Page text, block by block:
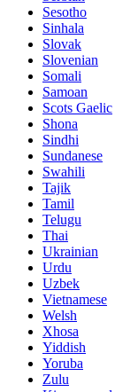
Sesotho
Sinhala
Slovak
Slovenian
Somali
Samoan
Scots Gaelic
Shona
Sindhi
Sundanese
Swahili
Tajik
Tamil
Telugu
Thai
Ukrainian
Urdu
Uzbek
Vietnamese
Welsh
Xhosa
Yiddish
Yoruba
Zulu